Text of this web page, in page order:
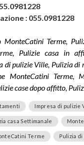
: 055.0981228
MonteCatini Terme,
Pulizie casa in
di pulizie Ville, Pulizia
MonteCatini Terme,
case dopo affitto,
Impresa di pulizie
casa Settimanale
Terme Pulizia